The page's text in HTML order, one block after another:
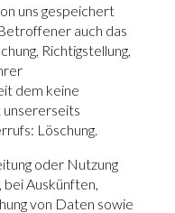
uns gespeichert
auch das
Richtigstellung,
dem keine
unsererseits
Löschung.
oder Nutzung
Auskünften,
von Daten sowie